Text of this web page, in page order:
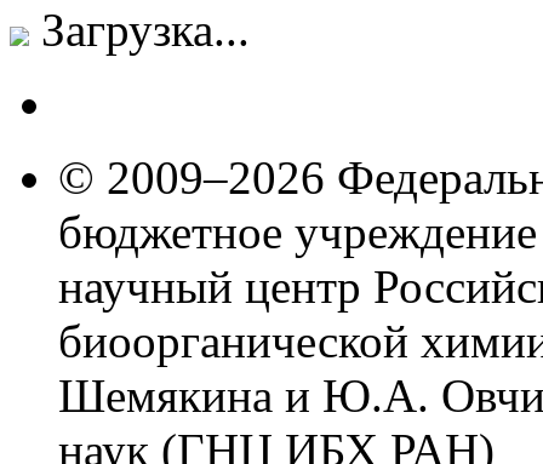
Загрузка...
© 2009–2026
бюджетное
научный центр
биоорганической
Шемякина и Ю.А.
наук (ГНЦ ИБХ РАН)